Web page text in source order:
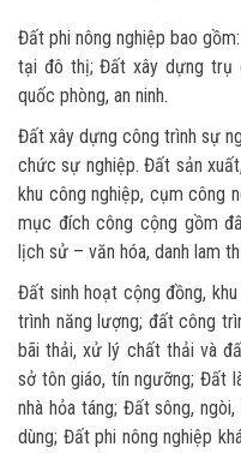
Đất phi nông nghiệp bao
tại đô thị; Đất xây dựng trụ
quốc phòng, an ninh.
Đất xây dựng công trình sự
chức sự nghiệp. Đất sản
khu công nghiệp, cụm công
mục đích công cộng gồm
lịch sử – văn hóa, danh lam
Đất sinh hoạt cộng đồng,
trình năng lượng; đất công
bãi thải, xử lý chất thải và
sở tôn giáo, tín ngưỡng; Đất
nhà hỏa táng; Đất sông,
dùng; Đất phi nông nghiệp